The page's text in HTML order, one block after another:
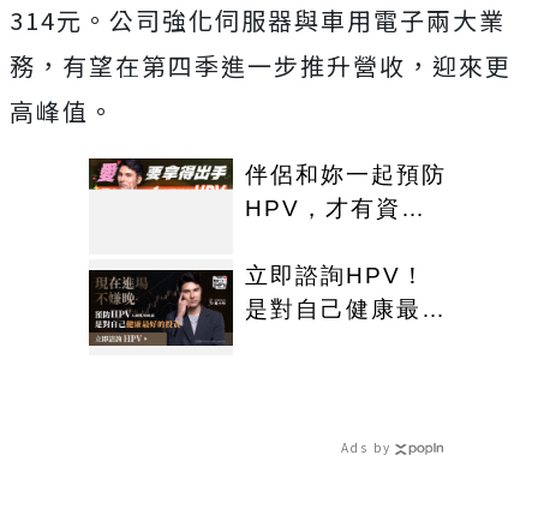
314元。公司強化伺服器與車用電子兩大業
務，有望在第四季進一步推升營收，迎來更
高峰值。
伴侶和妳一起預防
HPV，才有資格
立即諮詢HPV！
是對自己健康最好
Ads by